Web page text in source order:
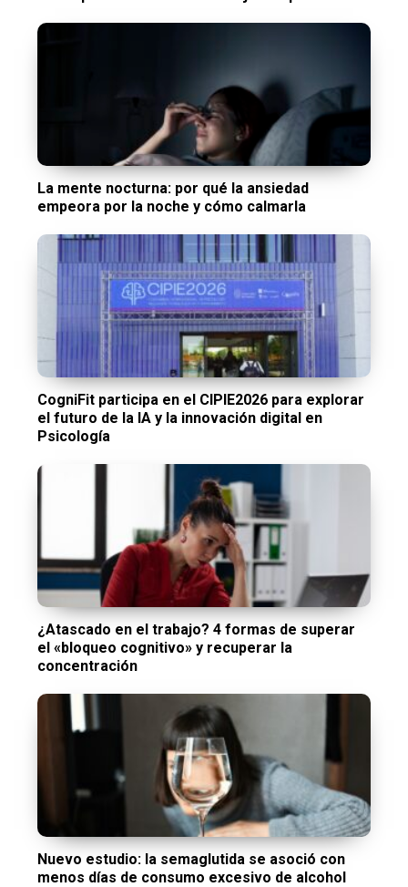
La mente nocturna: por qué la ansiedad
empeora por la noche y cómo calmarla
CogniFit participa en el CIPIE2026 para explorar
el futuro de la IA y la innovación digital en
Psicología
¿Atascado en el trabajo? 4 formas de superar
el «bloqueo cognitivo» y recuperar la
concentración
Nuevo estudio: la semaglutida se asoció con
menos días de consumo excesivo de alcohol